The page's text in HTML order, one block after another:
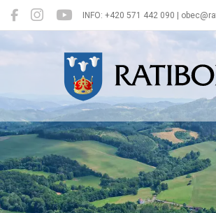
INFO: +420 571 442 090 |
Ratiboř